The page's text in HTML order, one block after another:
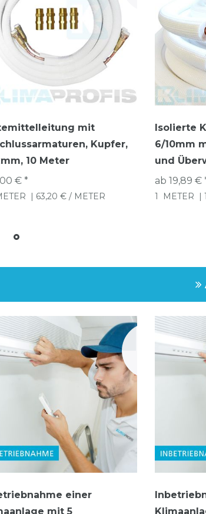
mit
Kupfer,
10 Meter
€ *
| 63,20 € / METER
Isolierte
6/10mm
und
ab 19,89 €
1 METER |
einer
mit 5